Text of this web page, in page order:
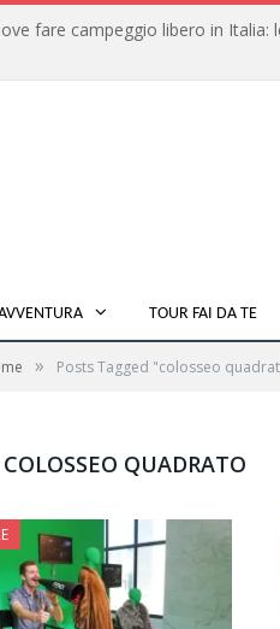
TOUR FAI DA TE
» Posts Tagged "colosseo
COLOSSEO QUADRATO